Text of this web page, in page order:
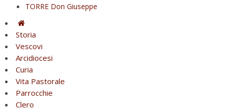
TORRE Don Giuseppe
Storia
Vescovi
Arcidiocesi
Curia
Vita Pastorale
Parrocchie
Clero